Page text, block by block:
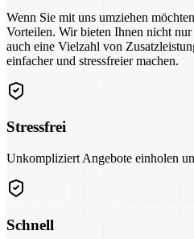
Wenn Sie mit uns umziehen
Vorteilen. Wir bieten Ihnen nicht
auch eine Vielzahl von
einfacher und stressfreier machen.
Stressfrei
Unkompliziert Angebote einholen
Schnell